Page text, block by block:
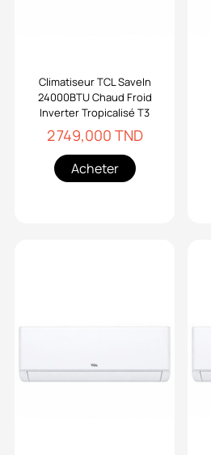
Climatiseur TCL SaveIn
24000BTU Chaud Froid
Inverter Tropicalisé T3
2 749,000 TND
Acheter